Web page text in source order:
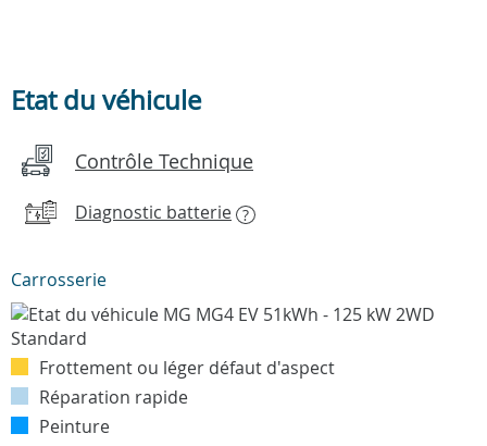
Etat du véhicule
Contrôle Technique
Diagnostic batterie ?
Carrosserie
Frottement ou léger défaut d'aspect
Réparation rapide
Peinture